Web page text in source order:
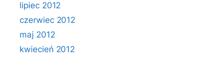
lipiec 2012
czerwiec 2012
maj 2012
kwiecień 2012